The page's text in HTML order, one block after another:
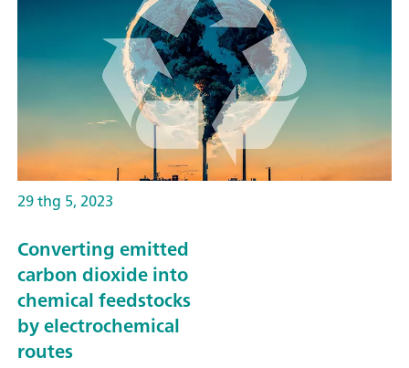
29 thg 5, 2023
Converting emitted
carbon dioxide into
chemical feedstocks
by electrochemical
routes